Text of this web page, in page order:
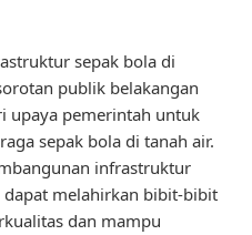
sepak bola di
publik belakangan
upaya pemerintah untuk
sepak bola di tanah air.
infrastruktur
melahirkan bibit-bibit
dan mampu